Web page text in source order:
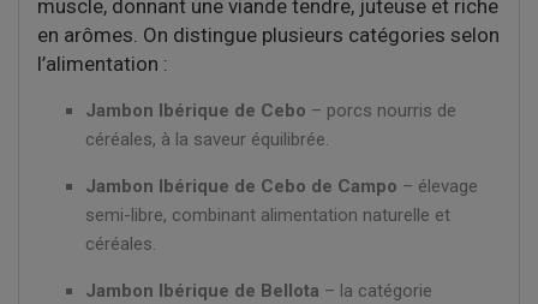
muscle, donnant une viande tendre, juteuse et riche
en arômes. On distingue plusieurs catégories selon
l’alimentation :
Jambon Ibérique de Cebo – porcs nourris de
céréales, à la saveur équilibrée.
Jambon Ibérique de Cebo de Campo – élevage
semi-libre, combinant alimentation naturelle et
céréales.
Jambon Ibérique de Bellota – la catégorie